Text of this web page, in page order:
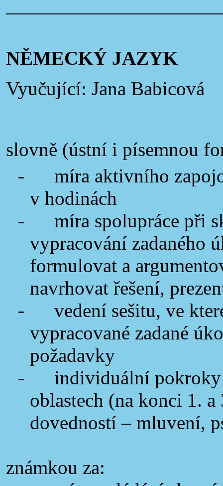
NĚMECKÝ JAZYK
Vyučující: Jana Babicová
slovně (ústní i písemnou
-
míra aktivního
v hodinách
-
míra spolupráce při
vypracování zadaného
formulovat a
navrhovat řešení,
-
vedení sešitu, ve
vypracované zadané
požadavky
-
individuální
oblastech (na konci 1.
dovedností – mluvení,
známkou za: